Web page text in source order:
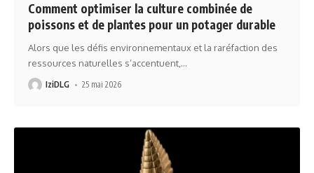
Comment optimiser la culture combinée de
poissons et de plantes pour un potager durable
Alors que les défis environnementaux et la raréfaction des
ressources naturelles s’accentuent,…
IziDLG 25 mai 2026